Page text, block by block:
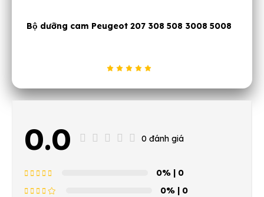
Bộ dưỡng đặt cam động cơ EB0 EB2 xe Peugeot
0.0 0 đánh giá
0% | 0
0% | 0